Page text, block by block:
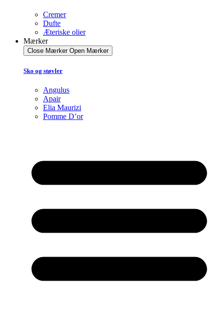
Cremer
Dufte
Æteriske olier
Mærker
Close Mærker Open Mærker
Sko og støvler
Angulus
Apair
Elia Maurizi
Pomme D’or